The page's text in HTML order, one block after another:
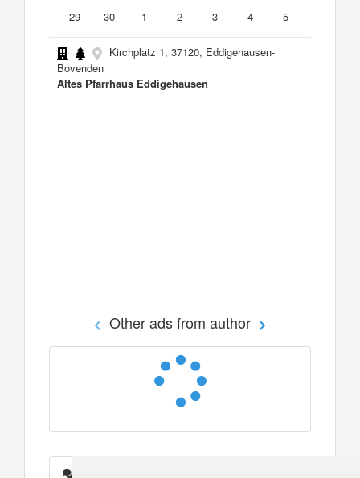
29
30 1 2 3 4 5
Kirchplatz 1, 37120, Eddigehausen-
Bovenden
Altes Pfarrhaus Eddigehausen
Other ads from author